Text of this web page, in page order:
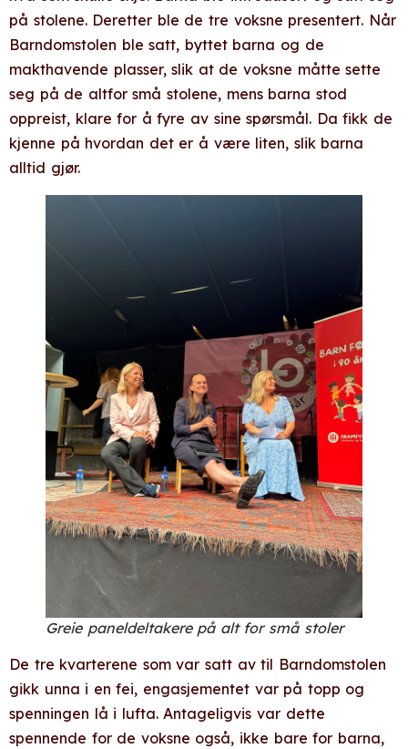
på stolene. Deretter ble de tre voksne presentert. Når
Barndomstolen ble satt, byttet barna og de
makthavende plasser, slik at de voksne måtte sette
seg på de altfor små stolene, mens barna stod
oppreist, klare for å fyre av sine spørsmål. Da fikk de
kjenne på hvordan det er å være liten, slik barna
alltid gjør.
Greie paneldeltakere på alt for små stoler
De tre kvarterene som var satt av til Barndomstolen
gikk unna i en fei, engasjementet var på topp og
spenningen lå i lufta. Antageligvis var dette
spennende for de voksne også, ikke bare for barna,